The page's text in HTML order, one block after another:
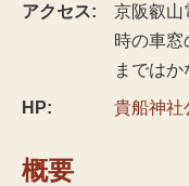
アクセス:
京阪叡山
時の車窓
まではか
HP: 貴船神社
概要